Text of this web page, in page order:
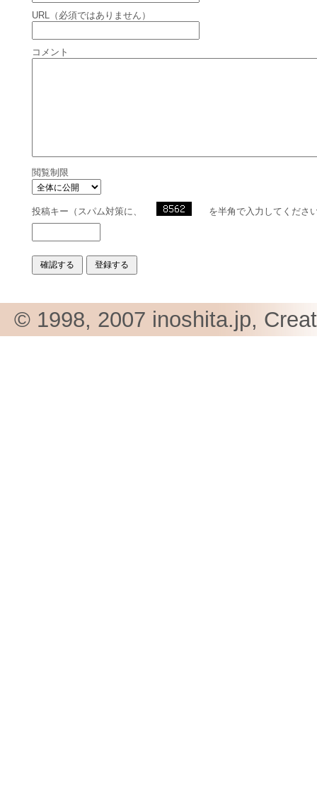
URL（必須ではありません）
コメント
閲覧制限
投稿キー（スパム対策に、 を半角で入力してくださ
© 1998, 2007 inoshita.jp,